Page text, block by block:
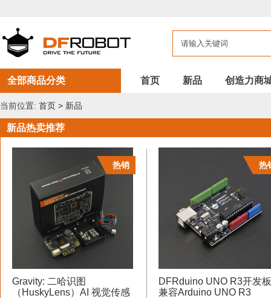
全部商品分类 首页 新品 创造力商
当前位置: 首页 > 新品
新品热卖推荐
热销
Gravity: 二哈识图
（HuskyLens）AI 视觉传感
热
DFRduino UNO R3开发
兼容Arduino UNO R3